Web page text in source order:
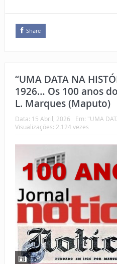
Share
“UMA DATA NA
1926… Os 100 anos
L. Marques (Maputo)
Data: 15 Abril, 2026 Em: "UMA
Visualizações: 2.124 vezes